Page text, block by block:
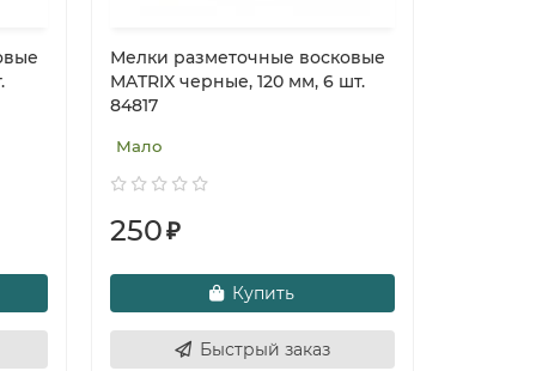
Мелки разметочные восковые
MATRIX черные, 120 мм, 6 шт.
84817
Мало
250₽
Купить
Быстрый заказ